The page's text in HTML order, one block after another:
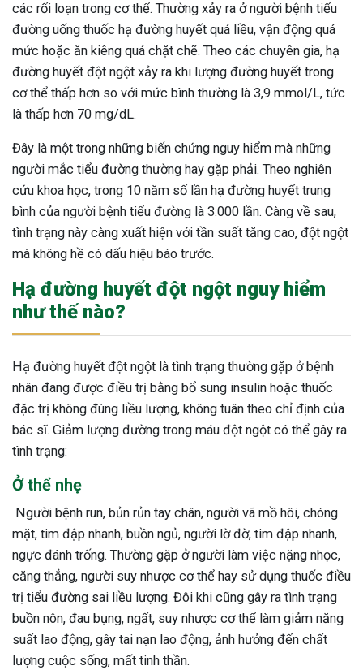
Sau Sinh Có Tự Khỏi
Thông Tin Cần Biết
các rối loạn trong cơ thể. Thường xảy ra ở người bệnh tiểu
đường uống thuốc hạ đường huyết quá liều, vận động quá
mức hoặc ăn kiêng quá chặt chẽ. Theo các chuyên gia, hạ
đường huyết đột ngột xảy ra khi lượng đường huyết trong
cơ thể thấp hơn so với mức bình thường là 3,9 mmol/L, tức
là thấp hơn 70 mg/dL.
Đây là một trong những biến chứng nguy hiểm mà những
người mắc tiểu đường thường hay gặp phải. Theo nghiên
cứu khoa học, trong 10 năm số lần hạ đường huyết trung
bình của người bệnh tiểu đường là 3.000 lần. Càng về sau,
tình trạng này càng xuất hiện với tần suất tăng cao, đột ngột
mà không hề có dấu hiệu báo trước.
Hạ đường huyết đột ngột nguy hiểm
như thế nào?
Hạ đường huyết đột ngột là tình trạng thường gặp ở bệnh
nhân đang được điều trị bằng bổ sung insulin hoặc thuốc
đặc trị không đúng liều lượng, không tuân theo chỉ định của
bác sĩ. Giảm lượng đường trong máu đột ngột có thể gây ra
tình trạng:
Ở thể nhẹ
Người bệnh run, bủn rủn tay chân, người vã mồ hôi, chóng
mặt, tim đập nhanh, buồn ngủ, người lờ đờ, tim đập nhanh,
ngực đánh trống. Thường gặp ở người làm việc nặng nhọc,
căng thẳng, người suy nhược cơ thể hay sử dụng thuốc điều
trị tiểu đường sai liều lượng. Đôi khi cũng gây ra tình trạng
buồn nôn, đau bụng, ngất, suy nhược cơ thể làm giảm năng
suất lao động, gây tai nạn lao động, ảnh hưởng đến chất
lượng cuộc sống, mất tinh thần.